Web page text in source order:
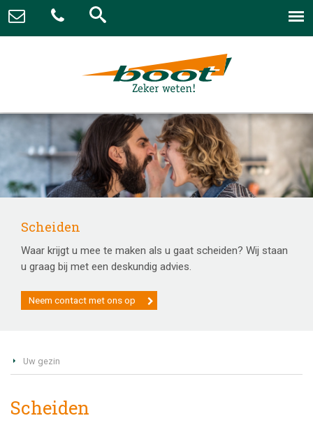
Scheiden
Waar krijgt u mee te maken als u gaat scheiden? Wij staan
u graag bij met een deskundig advies.
Neem contact met ons op
Uw gezin
Scheiden